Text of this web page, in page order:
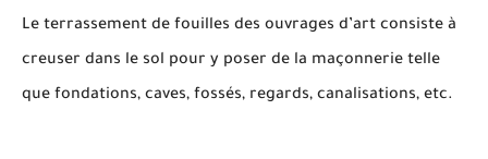
Le terrassement de fouilles des ouvrages d’art consiste à
creuser dans le sol pour y poser de la maçonnerie telle
que fondations, caves, fossés, regards, canalisations, etc.